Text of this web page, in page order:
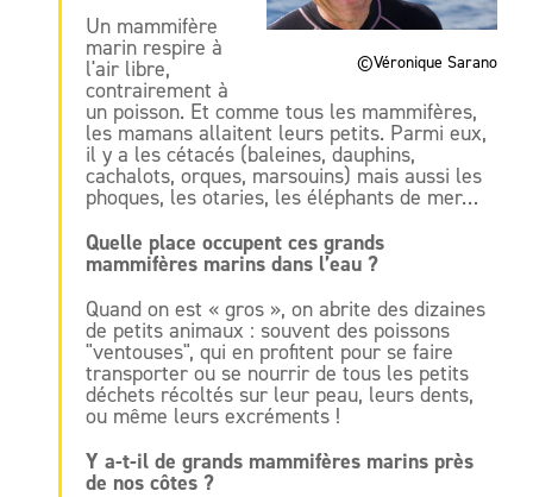
©Véronique Sarano
Un mammifère
marin respire à
l'air libre,
contrairement à
un poisson. Et comme tous les mammifères,
les mamans allaitent leurs petits. Parmi eux,
il y a les cétacés (baleines, dauphins,
cachalots, orques, marsouins) mais aussi les
phoques, les otaries, les éléphants de mer…
Quelle place occupent ces grands
mammifères marins dans l’eau ?
Quand on est « gros », on abrite des dizaines
de petits animaux : souvent des poissons
"ventouses", qui en profitent pour se faire
transporter ou se nourrir de tous les petits
déchets récoltés sur leur peau, leurs dents,
ou même leurs excréments !
Y a-t-il de grands mammifères marins près
de nos côtes ?